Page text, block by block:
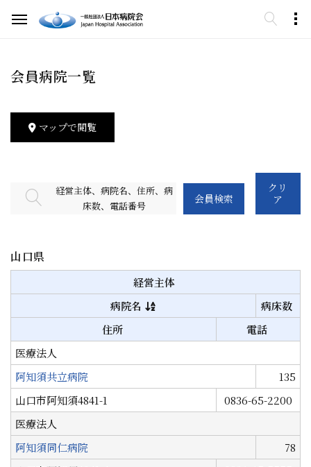
会員病院一覧
マップで閲覧
経営主体、病院名、住所、病
床数、電話番号
会員検索
クリ
ア
山口県
経営主体
病院名
病床数
住所
電話
医療法人
阿知須共立病院
135
山口市阿知須4841-1
0836-65-2200
医療法人
阿知須同仁病院
78